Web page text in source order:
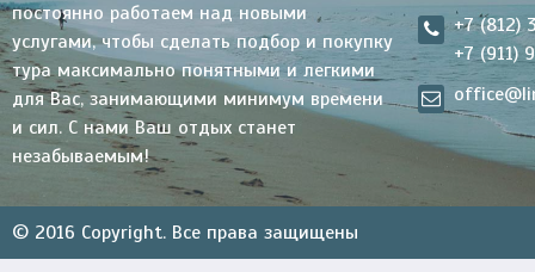
постоянно работаем над новыми
услугами, чтобы сделать подбор и покупку
тура максимально понятными и легкими
для Вас, занимающими минимум времени
и сил. С нами Ваш отдых станет
незабываемым!
+7 (812)
+7 (911)
© 2016 Copyright. Все права защищены